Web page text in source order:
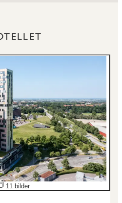
Öppna bildspel
11 bilder